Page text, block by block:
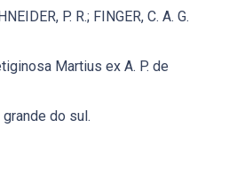
P. R.; FINGER, C. A. G.
Martius ex A. P. de
do sul.